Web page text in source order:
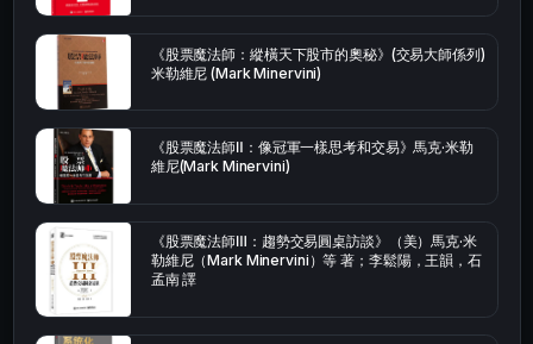
《股票魔法師：縱橫天下股市的奧秘》(交易大師係列)
米勒維尼 (Mark Minervini)
《股票魔法師Ⅱ：像冠軍一樣思考和交易》馬克·米勒
維尼(Mark Minervini)
《股票魔法師Ⅲ：趨勢交易圓桌訪談》（美）馬克·米
勒維尼（Mark Minervini）等 著；李鬆陽，王韻，石
孟南 譯